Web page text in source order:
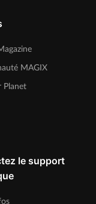
MAGIX
Planet
le support